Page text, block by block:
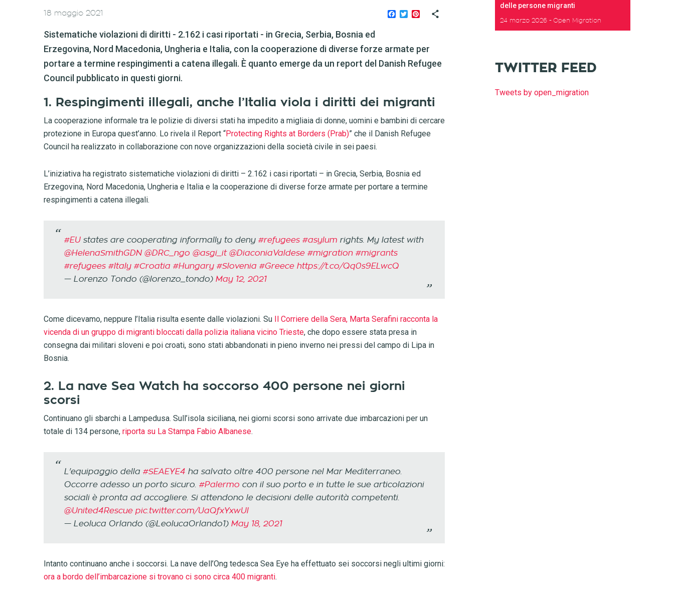
Facebook
TwitterPinterest
18 maggio 2021
Sistematiche violazioni di diritti - 2.162 i casi riportati - in Grecia, Serbia, Bosnia ed
Erzegovina, Nord Macedonia, Ungheria e Italia, con la cooperazione di diverse forze armate per
portare a termine respingimenti a catena illegali. È quanto emerge da un report del Danish Refugee
Council pubblicato in questi giorni.
1. Respingimenti illegali, anche l’Italia viola i diritti dei migranti
La cooperazione informale tra le polizie di diversi stati ha impedito a migliaia di donne, uomini e bambini di cercare
protezione in Europa quest’anno. Lo rivela il Report “Protecting Rights at Borders (Prab)” che il Danish Refugee
Council ha realizzato in collaborazione con nove organizzazioni della società civile in sei paesi.
L’iniziativa ha registrato sistematiche violazioni di diritti – 2.162 i casi riportati – in Grecia, Serbia, Bosnia ed
Erzegovina, Nord Macedonia, Ungheria e Italia e la cooperazione di diverse forze armate per portare a termine
respingimenti a catena illegali.
#EUstates are cooperating informally to deny #refugees #asylum rights. My latest with
@HelenaSmithGDN⁩ ⁦ @DRC_ngo @asgi_it⁩ ⁦ @DiaconiaValdese⁩ #migration #migrants
#refugees #Italy #Croatia #Hungary #Slovenia #Greece https://t.co/Qq0s9ELwcQ
— Lorenzo Tondo (@lorenzo_tondo) May 12, 2021
Come dicevamo, neppure l’Italia risulta esente dalle violazioni. Su Il Corriere della Sera, Marta Serafini racconta la
vicenda di un gruppo di migranti bloccati dalla polizia italiana vicino Trieste, che dopo essere stata presa in
consegna dai militari sloveni e poi croati, sono stati abbandonati in pieno inverno nei pressi del campo di Lipa in
Bosnia.
2. La nave Sea Watch ha soccorso 400 persone nei giorni
scorsi
Continuano gli sbarchi a Lampedusa. Sull’isola siciliana, nei giorni scorsi sono arrivate due imbarcazioni per un
totale di 134 persone, riporta su La Stampa Fabio Albanese.
L'equipaggio della #SEAEYE4 ha salvato oltre 400 persone nel Mar Mediterraneo.
Occorre adesso un porto sicuro. #Palermo con il suo porto e in tutte le sue articolazioni
sociali è pronta ad accogliere. Si attendono le decisioni delle autorità competenti.
@United4Rescue pic.twitter.com/UaQfxYxwUl
— Leoluca Orlando (@LeolucaOrlando1) May 18, 2021
Intanto continuano anche i soccorsi. La nave dell’Ong tedesca Sea Eye ha effettuato sei soccorsi negli ultimi giorni:
ora a bordo dell’imbarcazione si trovano ci sono circa 400 migranti.
delle persone migranti
24 marzo 2026 Open Migration
TWITTER FEED
Tweets by open_migration